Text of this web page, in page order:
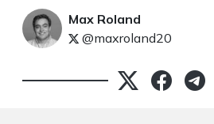
Max Roland
@maxroland20